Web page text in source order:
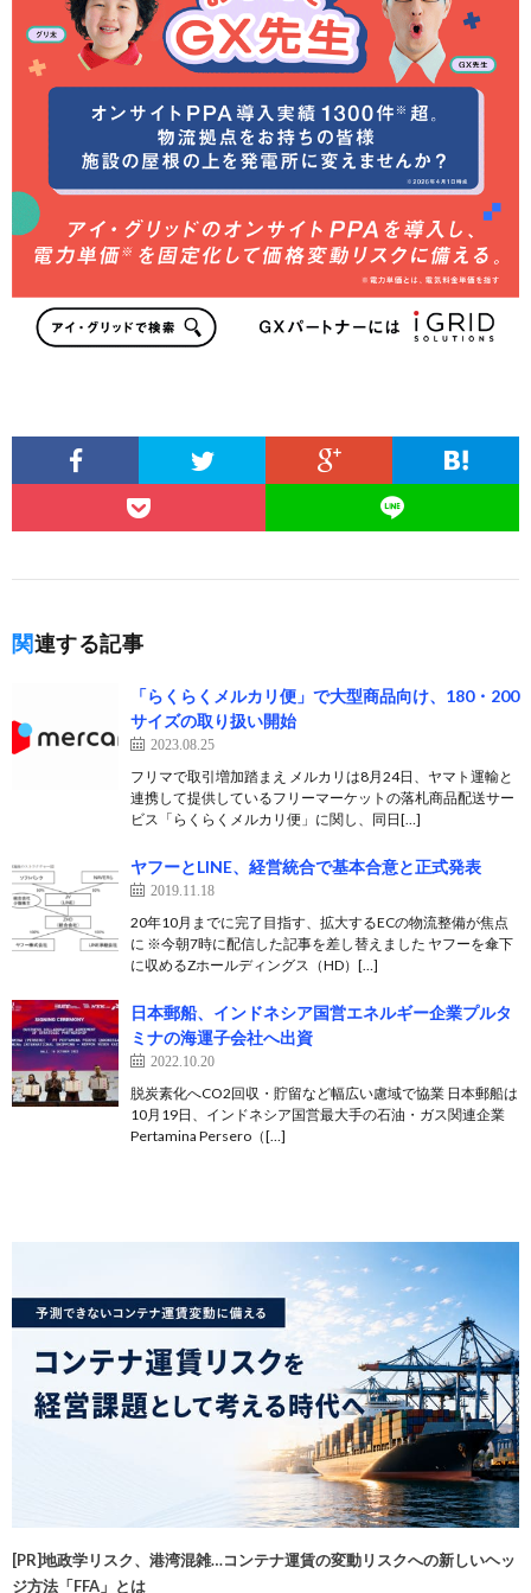
関連する記事
「らくらくメルカリ便」で大型商品向け、180・200
サイズの取り扱い開始
2023.08.25
フリマで取引増加踏まえ メルカリは8月24日、ヤマト運輸と
連携して提供しているフリーマーケットの落札商品配送サー
ビス「らくらくメルカリ便」に関し、同日[…]
ヤフーとLINE、経営統合で基本合意と正式発表
2019.11.18
20年10月までに完了目指す、拡大するECの物流整備が焦点
に ※今朝7時に配信した記事を差し替えました ヤフーを傘下
に収めるZホールディングス（HD）[…]
日本郵船、インドネシア国営エネルギー企業プルタ
ミナの海運子会社へ出資
2022.10.20
脱炭素化へCO2回収・貯留など幅広い慮域で協業 日本郵船は
10月19日、インドネシア国営最大手の石油・ガス関連企業
Pertamina Persero（[…]
[PR]地政学リスク、港湾混雑…コンテナ運賃の変動リスクへの新しいヘッ
ジ方法「FFA」とは